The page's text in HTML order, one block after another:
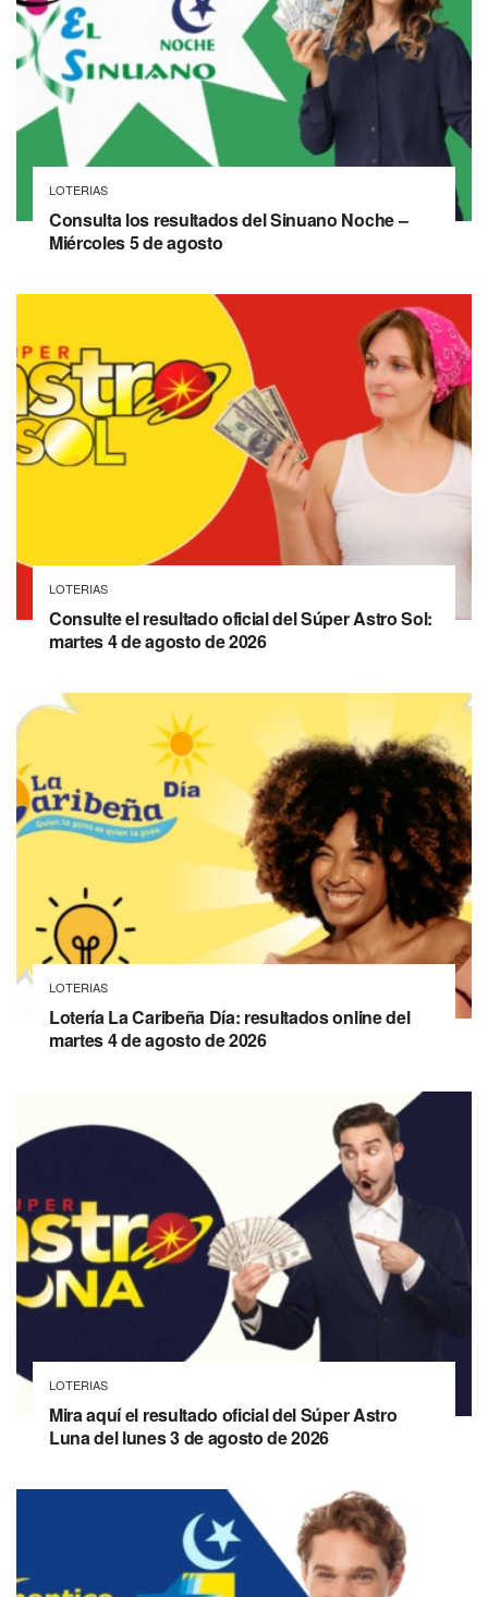
LOTERIAS
Consulta los resultados del Sinuano Noche –
Miércoles 5 de agosto
LOTERIAS
Consulte el resultado oficial del Súper Astro Sol:
martes 4 de agosto de 2026
LOTERIAS
Lotería La Caribeña Día: resultados online del
martes 4 de agosto de 2026
LOTERIAS
Mira aquí el resultado oficial del Súper Astro
Luna del lunes 3 de agosto de 2026